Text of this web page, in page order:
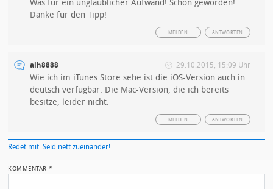
Was für ein unglaublicher Aufwand! Schön geworden!
Danke für den Tipp!
ANTWORTEN
MELDEN
alh8888 29.10.2015, 15:09 Uhr
Wie ich im iTunes Store sehe ist die iOS-Version auch in
deutsch verfügbar. Die Mac-Version, die ich bereits
besitze, leider nicht.
ANTWORTEN
MELDEN
Redet mit. Seid nett zueinander!
KOMMENTAR*